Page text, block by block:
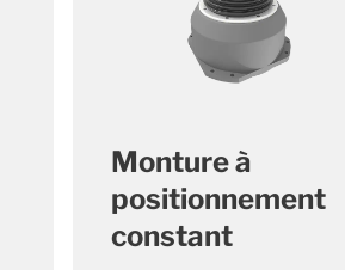
Monture à
positionnement
constant